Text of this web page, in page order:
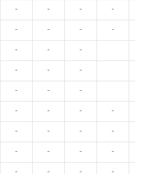
- - - -
- - - -
- - -
- - -
- - -
- - - -
- - - -
- - - -
- - - -